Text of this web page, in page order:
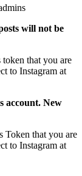
will not be
token that you are
to Instagram at
account. New
Token that you are
to Instagram at